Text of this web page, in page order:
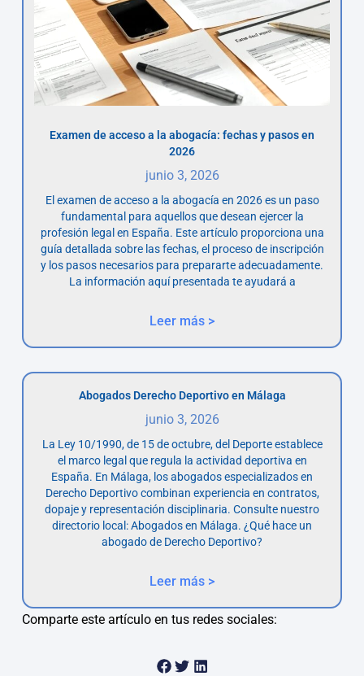
Examen de acceso a la abogacía: fechas y pasos en
2026
junio 3, 2026
El examen de acceso a la abogacía en 2026 es un paso
fundamental para aquellos que desean ejercer la
profesión legal en España. Este artículo proporciona una
guía detallada sobre las fechas, el proceso de inscripción
y los pasos necesarios para prepararte adecuadamente.
La información aquí presentada te ayudará a
Leer más >
Abogados Derecho Deportivo en Málaga
junio 3, 2026
La Ley 10/1990, de 15 de octubre, del Deporte establece
el marco legal que regula la actividad deportiva en
España. En Málaga, los abogados especializados en
Derecho Deportivo combinan experiencia en contratos,
dopaje y representación disciplinaria. Consulte nuestro
directorio local: Abogados en Málaga. ¿Qué hace un
abogado de Derecho Deportivo?
Leer más >
Comparte este artículo en tus redes sociales: